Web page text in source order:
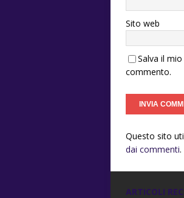
Sito web
Salva il
commento.
Questo sito
dai commenti.
ARTICOLI